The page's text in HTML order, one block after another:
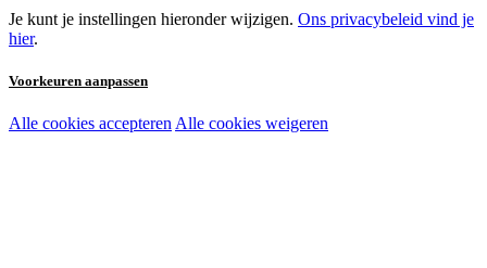
Je kunt je instellingen hieronder wijzigen. Ons privacybeleid vind je
hier.
Voorkeuren aanpassen
Noodzakelijke cookies:
Alle cookies accepteren Alle cookies weigeren